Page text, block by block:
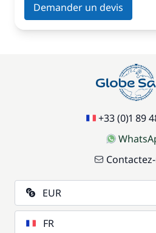
Demander un devis
+33 (0)1 89
EUR
FR